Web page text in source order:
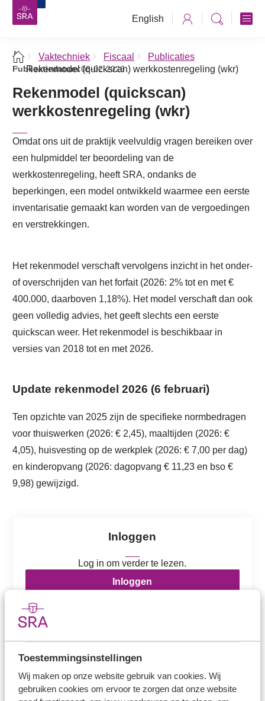
Toestemmingsinstellingen
Wij maken op onze website gebruik van cookies. Wij
gebruiken cookies om ervoor te zorgen dat onze website
English
Vaktechniek Fiscaal
Publicaties
Rekenmodel (quickscan) werkkostenregeling (wkr)
Publicatiedatum:06-02-2026
Rekenmodel (quickscan)
werkkostenregeling (wkr)
Omdat ons uit de praktijk veelvuldig vragen bereiken over
een hulpmiddel ter beoordeling van de
werkkostenregeling, heeft SRA, ondanks de
beperkingen, een model ontwikkeld waarmee een eerste
inventarisatie gemaakt kan worden van de vergoedingen
en verstrekkingen.
Het rekenmodel verschaft vervolgens inzicht in het onder-
of overschrijden van het forfait (2026: 2% tot en met €
400.000, daarboven 1,18%). Het model verschaft dan ook
geen volledig advies, het geeft slechts een eerste
quickscan weer. Het rekenmodel is beschikbaar in
versies van 2018 tot en met 2026.
Update rekenmodel 2026 (6 februari)
Ten opzichte van 2025 zijn de specifieke normbedragen
voor thuiswerken (2026: € 2,45), maaltijden (2026: €
4,05), huisvesting op de werkplek (2026: € 7,00 per dag)
en kinderopvang (2026: dagopvang € 11,23 en bso €
9,98) gewijzigd.
Inloggen
Log in om verder te lezen.
Inloggen
Heb je nog geen inloggegevens? Kies hieronder
Ons kantoor is lid van SRA